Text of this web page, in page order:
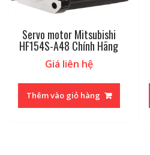
Servo motor Mitsubishi
HF154S-A48 Chính Hãng
Giá liên hệ
Thêm vào giỏ hàng